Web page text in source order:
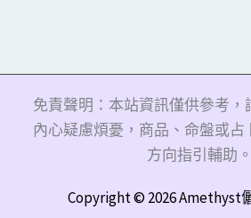
免責聲明：本站資訊僅供參考，
內心疑慮煩憂，商品、命盤或占
方向指引輔助。
Copyright © 2026 Amethyst